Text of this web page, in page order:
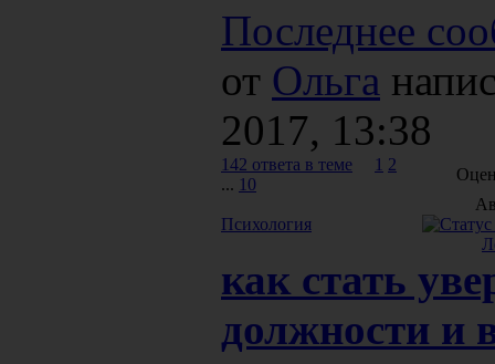
Последнее
от Ольга
2017, 13:38
142 ответа в теме 1 2
... 10
Психология
как стать
должности и